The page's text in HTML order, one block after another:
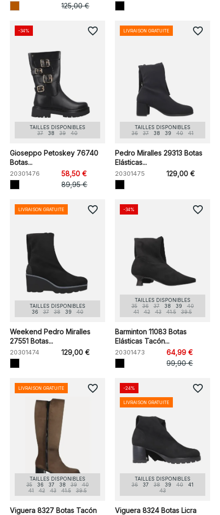
125,00 €
TAILLES DISPONIBLES
37
38 39 40
Gioseppo Petoskey 76740
Botas...
20301476
58,50 €
89,95 €
-34% favorite_border
TAILLES DISPONIBLES
36
37 38 39 40 41
Pedro Miralles 29313 Botas
Elásticas...
20301475 129,00 €
LIVRAISON GRATUITE favorite_border
TAILLES DISPONIBLES
36
37 38 39 40
Weekend Pedro Miralles
27551 Botas...
20301474 129,00 €
LIVRAISON GRATUITE favorite_border
TAILLES DISPONIBLES
35
36 37 38 39
40
41
42 43 41.5 39.5
Barminton 11083 Botas
Elásticas Tacón...
20301473
64,99 €
99,90 €
-34% favorite_border
TAILLES DISPONIBLES
35
36 37 38 39
40
41
42 43 41.5 39.5
Viguera 8327 Botas Tacón
LIVRAISON GRATUITE favorite_border
TAILLES DISPONIBLES
36
37 38 39 40
41
43
Viguera 8324 Botas Licra
-24%
LIVRAISON GRATUITE
favorite_border